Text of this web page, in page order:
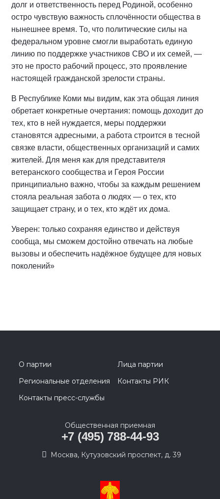
долг и ответственность перед Родиной, особенно
остро чувствую важность сплочённости общества в
нынешнее время. То, что политические силы на
федеральном уровне смогли выработать единую
линию по поддержке участников СВО и их семей, —
это не просто рабочий процесс, это проявление
настоящей гражданской зрелости страны.
В Республике Коми мы видим, как эта общая линия
обретает конкретные очертания: помощь доходит до
тех, кто в ней нуждается, меры поддержки
становятся адресными, а работа строится в тесной
связке власти, общественных организаций и самих
жителей. Для меня как для представителя
ветеранского сообщества и Героя России
принципиально важно, чтобы за каждым решением
стояла реальная забота о людях — о тех, кто
защищает страну, и о тех, кто ждёт их дома.
Уверен: только сохраняя единство и действуя
сообща, мы сможем достойно отвечать на любые
вызовы и обеспечить надёжное будущее для новых
поколений»
О партии
Лица партии
Региональные отделения
Контакты РИК
Контакты пресс-службы
Общественная приемная
+7 (495) 788-44-93
Москва, Кутузовский проспект, д. 39